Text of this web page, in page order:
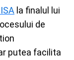
la finalul lui
de
putea facilita